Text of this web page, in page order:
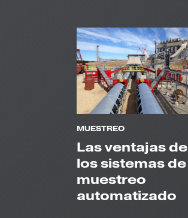
MUESTREO
Las ventajas de
los sistemas de
muestreo
automatizado